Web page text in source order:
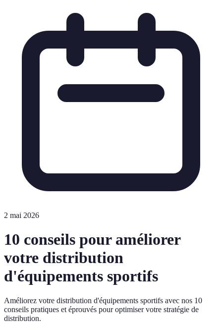
2 mai 2026
10 conseils pour améliorer
votre distribution
d'équipements sportifs
Améliorez votre distribution d'équipements sportifs avec nos 10
conseils pratiques et éprouvés pour optimiser votre stratégie de
distribution.